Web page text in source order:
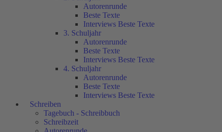
Autorenrunde
Beste Texte
Interviews Beste Texte
3. Schuljahr
Autorenrunde
Beste Texte
Interviews Beste Texte
4. Schuljahr
Autorenrunde
Beste Texte
Interviews Beste Texte
Schreiben
Tagebuch - Schreibbuch
Schreibzeit